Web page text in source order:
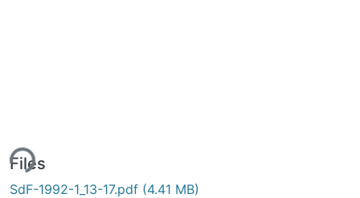
Files
SdF-1992-1_13-17.pdf (4.41 MB)